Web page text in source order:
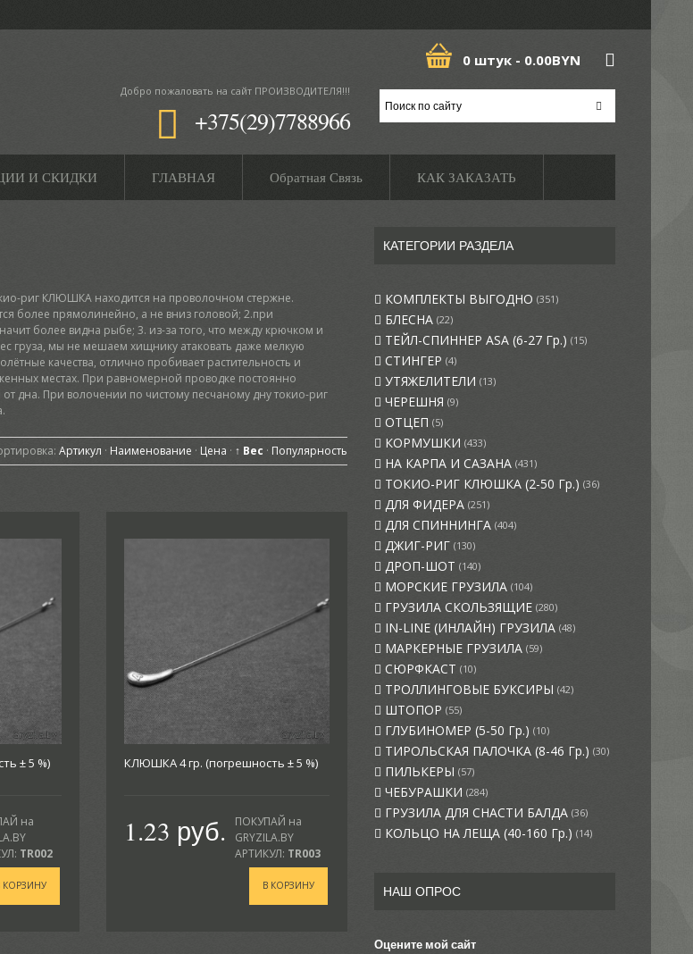
0 штук - 0.00BYN
Добро пожаловать на сайт ПРОИЗВОДИТЕЛЯ!!!
+375(29)7788966
И СКИДКИ ГЛАВНАЯ Обратная Связь КАК ЗАКАЗАТЬ
КАТЕГОРИИ РАЗДЕЛА
КОМПЛЕКТЫ ВЫГОДНО (351)
БЛЕСНА (22)
ТЕЙЛ-СПИННЕР ASA (6-27 Гр.) (15)
СТИНГЕР (4)
УТЯЖЕЛИТЕЛИ (13)
ЧЕРЕШНЯ (9)
ОТЦЕП (5)
КОРМУШКИ (433)
НА КАРПА И САЗАНА (431)
ТОКИО-РИГ КЛЮШКА (2-50 Гр.) (36)
ДЛЯ ФИДЕРА (251)
ДЛЯ СПИННИНГА (404)
ДЖИГ-РИГ (130)
ДРОП-ШОТ (140)
МОРСКИЕ ГРУЗИЛА (104)
ГРУЗИЛА СКОЛЬЗЯЩИЕ (280)
IN-LINE (ИНЛАЙН) ГРУЗИЛА (48)
МАРКЕРНЫЕ ГРУЗИЛА (59)
СЮРФКАСТ (10)
ТРОЛЛИНГОВЫЕ БУКСИРЫ (42)
ШТОПОР (55)
ГЛУБИНОМЕР (5-50 Гр.) (10)
ТИРОЛЬСКАЯ ПАЛОЧКА (8-46 Гр.) (30)
ПИЛЬКЕРЫ (57)
ЧЕБУРАШКИ (284)
ГРУЗИЛА ДЛЯ СНАСТИ БАЛДА (36)
КОЛЬЦО НА ЛЕЩА (40-160 Гр.) (14)
НАШ ОПРОС
Оцените мой сайт
риг КЛЮШКА находится на проволочном стержне.
более прямолинейно, а не вниз головой; 2.при
более видна рыбе; 3. из-за того, что между крючком и
груза, мы не мешаем хищнику атаковать даже мелкую
качества, отлично пробивает растительность и
местах. При равномерной проводке постоянно
дна. При волочении по чистому песчаному дну токио-риг
Артикул · Наименование · Цена · ↑ Вес · Популярность
± 5 %)
на
TR002
КОРЗИНУ
КЛЮШКА 4 гр. (погрешность ± 5 %)
1.23 руб.
ПОКУПАЙ на
GRYZILA.BY
АРТИКУЛ: TR003
В КОРЗИНУ